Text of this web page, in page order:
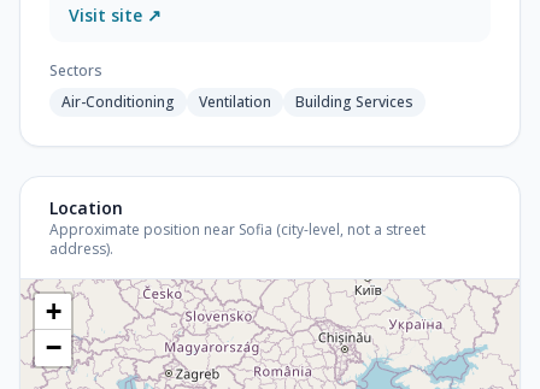
Visit site ↗
Sectors
Air-Conditioning
Ventilation Building Services
Location
Approximate position near Sofia (city-level, not a street
address).
+
−